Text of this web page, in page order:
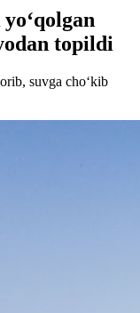
topildi
suvga cho‘kib